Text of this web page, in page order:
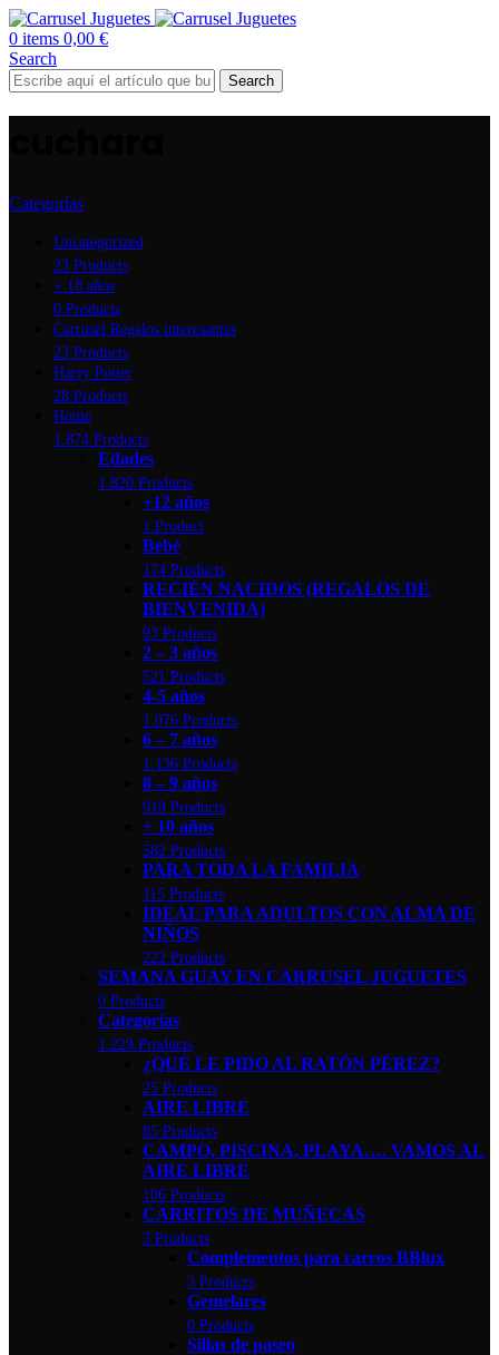
0 items 0,00 €
Search
Search
Categorías
Uncategorized
23 Products
+ 18 años
0 Products
Carrusel Regalos interesantes
23 Products
Harry Potter
28 Products
Home
1.874 Products
Edades
1.820 Products
+12 años
1 Product
Bebé
174 Products
RECIÉN NACIDOS (REGALOS DE
BIENVENIDA)
93 Products
2 – 3 años
521 Products
4-5 años
1.076 Products
6 – 7 años
1.136 Products
8 – 9 años
918 Products
+ 10 años
582 Products
PARA TODA LA FAMILIA
115 Products
IDEAL PARA ADULTOS CON ALMA DE
NIÑOS
222 Products
SEMANA GUAY EN CARRUSEL JUGUETES
0 Products
Categorías
1.229 Products
¿QUÉ LE PIDO AL RATÓN PÉREZ?
25 Products
AIRE LIBRE
85 Products
CAMPO, PISCINA, PLAYA…. VAMOS AL
AIRE LIBRE
106 Products
CARRITOS DE MUÑECAS
3 Products
Complementos para carros BBlux
3 Products
Gemelares
0 Products
Sillas de paseo